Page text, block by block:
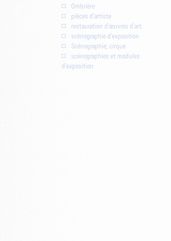
Ombrière
pièces d'artiste
restauration d'œuvres d'art
scénographie d'exposition
Scénographie; cirque
scénographies et modules
d'exposition